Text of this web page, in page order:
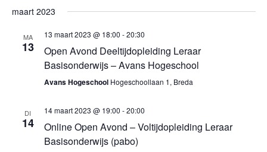
maart 2023
MA
13
13 maart 2023 @ 18:00 -20:30
Open Avond Deeltijdopleiding Leraar
Basisonderwijs – Avans Hogeschool
Avans Hogeschool Hogeschoollaan 1, Breda
DI
14
14 maart 2023 @ 19:00 -20:00
Online Open Avond – Voltijdopleiding Leraar
Basisonderwijs (pabo)